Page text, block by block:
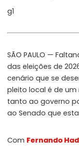
g1
SÃO PAULO —
das eleições de
cenário que se
pleito local é de
tanto ao governo
ao Senado que
Com Fernando